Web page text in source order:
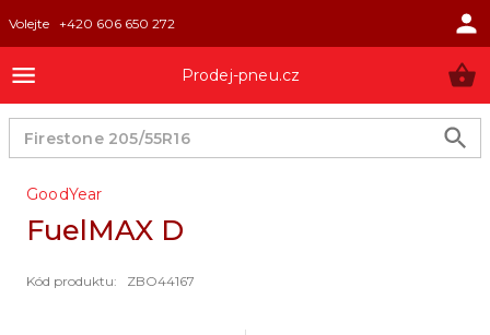
Volejte +420 606 650 272
Prodej-pneu.cz
GoodYear
FuelMAX D
Kód produktu: ZBO44167